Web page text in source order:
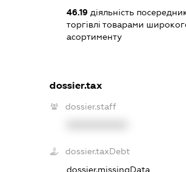
46.19діяльність
торгівлі товарами
асортименту
dossier.tax
dossier.staff
dossier.taxDebt
dossier.missingData